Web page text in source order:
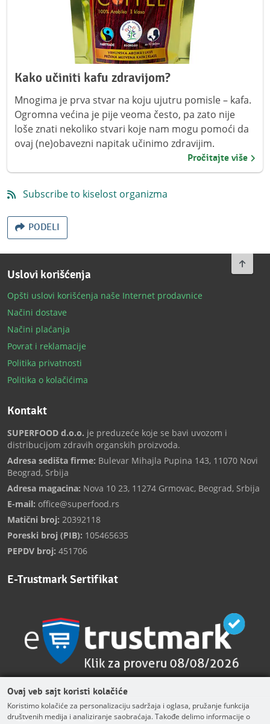
Kako učiniti kafu zdravijom?
Mnogima je prva stvar na koju ujutru pomisle – kafa.
Ogromna većina je pije veoma često, pa zato nije
loše znati nekoliko stvari koje nam mogu pomoći da
ovaj (ne)obavezni napitak učinimo zdravijim.
Pročitajte više
Subscribe to kiselost organizma
PODELI
Uslovi korišćenja
Opšti uslovi korišćenja naše Internet prodavnice
Načini dostave
Načini plaćanja
Povrat i reklamacije
Politika privatnosti
Politika o kolačićima
Kontakt
SUPERFOOD d.o.o. je preduzeće koje se bavi uvozom i
distribucijom zdravih organskih proizvoda.
Adresa sedišta firme: Bulevar Mihajla Pupina 143, 11070 Novi
Beograd, Srbija
Adresa magacina: Nova 10 23, 11274 Grmovac, Beograd, Srbija
E-mail: office@superfood.rs
Matični broj: 20392118
Poreski broj (PIB): 105465635
PEPDV broj: 451706
E-Trustmark Sertifikat
To top
Ovaj veb sajt koristi kolačiće
Koristimo kolačiće za personalizaciju sadržaja i oglasa, pružanje funkcija
društvenih medija i analiziranje saobraćaja. Takođe delimo informacije o